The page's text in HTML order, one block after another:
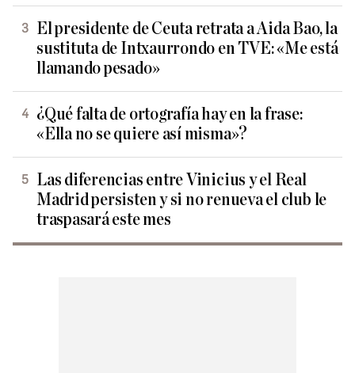
El presidente de Ceuta retrata a Aida Bao, la
sustituta de Intxaurrondo en TVE: «Me está
llamando pesado»
¿Qué falta de ortografía hay en la frase:
«Ella no se quiere así misma»?
Las diferencias entre Vinicius y el Real
Madrid persisten y si no renueva el club le
traspasará este mes